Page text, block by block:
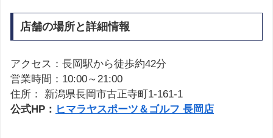
店舗の場所と詳細情報
アクセス：長岡駅から徒歩約42分
営業時間：10:00～21:00
住所： 新潟県長岡市古正寺町1-161-1
公式HP： ヒマラヤスポーツ＆ゴルフ 長岡店